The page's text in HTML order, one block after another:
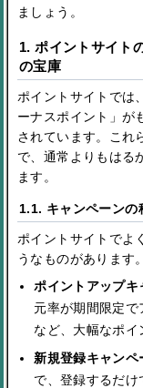
ましょう。
1. ポイントサイト
の宝庫
ポイントサイトでは
ーナスポイント」が
されています。これ
で、通常よりもはる
ます。
1.1. キャンペーンの
ポイントサイトでよ
うなものがあります。
ポイントアップキ
元率が期間限定
など、大幅なポイ
新規登録キャンペ
で、登録するだ